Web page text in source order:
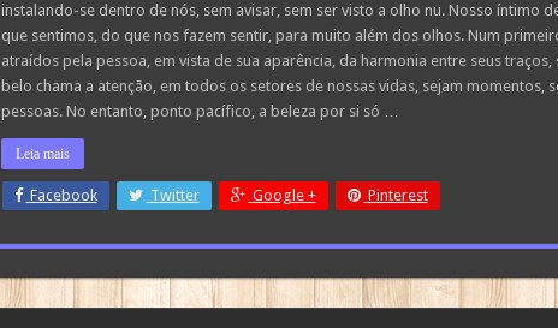
apaixona
pela
forma
como
tratam
instalando-se dentro de nós, sem avisar, sem ser visto a olho nu. Nosso íntimo
que sentimos, do que nos fazem sentir, para muito além dos olhos. Num
atraídos pela pessoa, em vista de sua aparência, da harmonia entre seus traços,
belo chama a atenção, em todos os setores de nossas vidas, sejam momentos,
pessoas. No entanto, ponto pacífico, a beleza por si só …
Leia mais
Facebook Twitter Google + Pinterest